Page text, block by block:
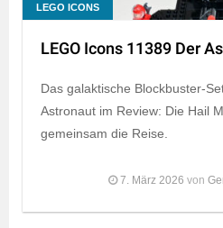
LEGO ICONS
LEGO Icons 11389 Der
Das galaktische Blockbuster-
Astronaut im Review: Die Hail
gemeinsam die Reise.
7. März 2026 von